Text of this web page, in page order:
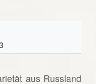
aus Russland